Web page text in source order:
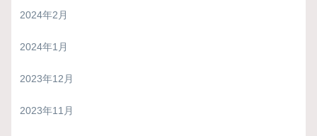
2024年2月
2024年1月
2023年12月
2023年11月